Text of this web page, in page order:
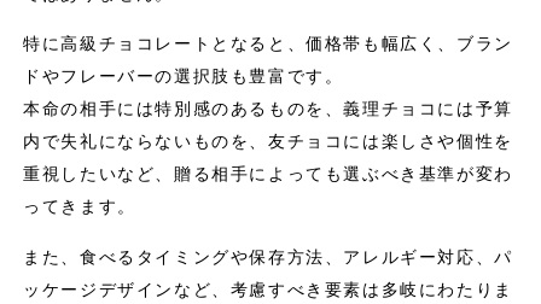
特に高級チョコレートとなると、価格帯も幅広く、ブラン
ドやフレーバーの選択肢も豊富です。
本命の相手には特別感のあるものを、義理チョコには予算
内で失礼にならないものを、友チョコには楽しさや個性を
重視したいなど、贈る相手によっても選ぶべき基準が変わ
ってきます。
また、食べるタイミングや保存方法、アレルギー対応、パ
ッケージデザインなど、考慮すべき要素は多岐にわたりま